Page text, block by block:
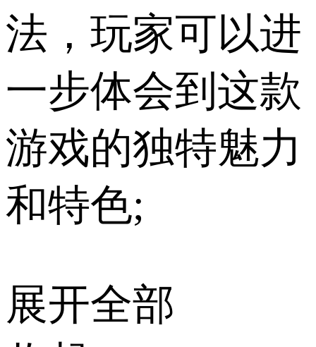
法，玩家可以进
一步体会到这款
游戏的独特魅力
和特色;
展开全部